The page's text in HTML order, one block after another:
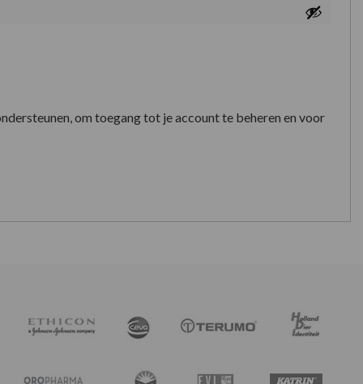
om toegang tot je account te beheren en voor